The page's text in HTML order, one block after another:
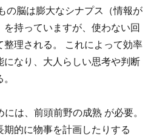
の脳は膨大なシナプス（情報が
を持っていますが、使わない回
整理される。 これによって効率
になり、大人らしい思考や判断
は、前頭前野の成熟 が必要。
的に物事を計画したりする